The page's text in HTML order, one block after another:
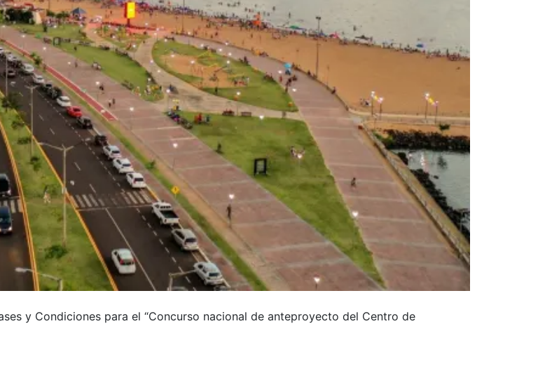
y Condiciones para el “Concurso nacional de anteproyecto del Centro de